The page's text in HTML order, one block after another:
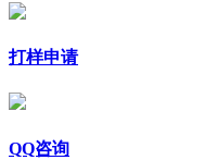
打样申请
QQ咨询